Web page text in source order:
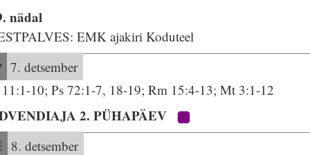
nädal
EMK ajakiri Koduteel
7. detsember
11:1-10; Ps 72:1-7, 18-19; Rm 15:4-13; Mt 3:1-12
2. PÜHAPÄEV
8. detsember